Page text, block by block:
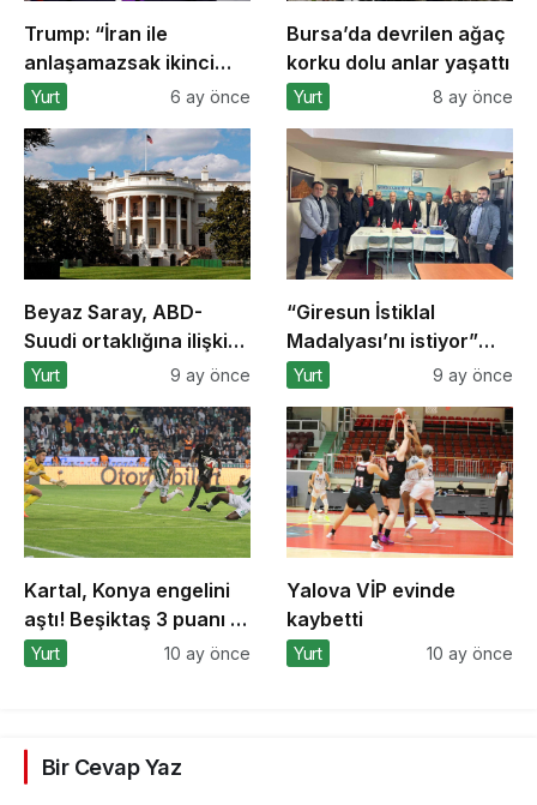
Trump: “İran ile
anlaşamazsak ikinci
aşamaya geçeceğiz”
Yurt 6 ay önce
Bursa’da devrilen ağaç
korku dolu anlar yaşattı
Yurt 8 ay önce
Beyaz Saray, ABD-
Suudi ortaklığına ilişkin
anlaşmaların
Yurt 9 ay önce
“Giresun İstiklal
Madalyası’nı istiyor”
kampanyasına
Yurt 9 ay önce
Kartal, Konya engelini
aştı! Beşiktaş 3 puanı 2
golle aldı
Yurt 10 ay önce
Yalova VİP evinde
kaybetti
Yurt 10 ay önce
Bir Cevap Yaz